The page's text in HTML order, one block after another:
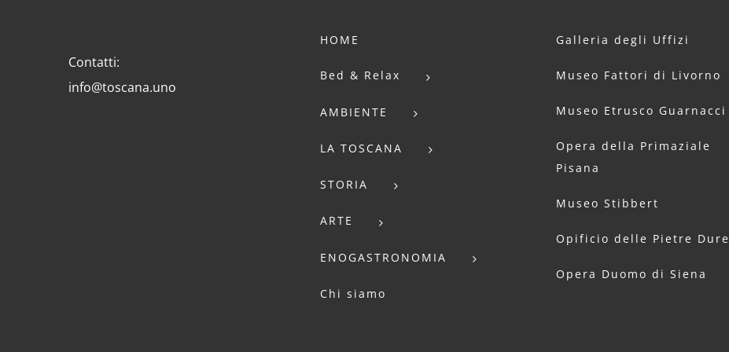
Contatti:
info@toscana.uno
HOME
Bed & Relax
AMBIENTE
LA TOSCANA
STORIA
ARTE
ENOGASTRONOMIA
Chi siamo
Galleria degli Uffizi
Museo Fattori di Livorno
Museo Etrusco Guarnacci
Opera della Primaziale
Pisana
Museo Stibbert
Opificio delle Pietre Dure
Opera Duomo di Siena